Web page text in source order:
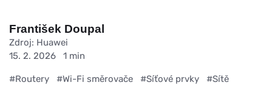
František Doupal
Zdroj: Huawei
15. 2. 2026
1 min
#Routery #Wi-Fi směrovače #Síťové prvky
#Sítě